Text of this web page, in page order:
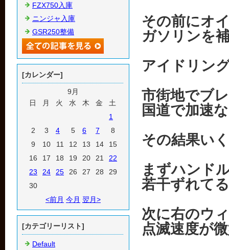
その前にオ
ガソリンを
アイドリン
市街地でブ
国道で加速
その結果い
まずハンド
若干ずれて
次に右のウ
点滅速度が
FZX750入庫
ニンジャ入庫
GSR250整備
[カレンダー]
9月
日
月 火 水 木 金
土
1
2
3 4 5 6 7
8
9
10 11 12 13 14
15
16
17 18 19 20 21
22
23
24 25 26 27 28
29
30
<前月 今月 翌月>
[カテゴリーリスト]
Default